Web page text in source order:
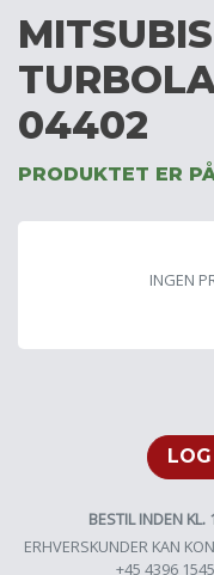
04402
PRODUKTET ER
INGEN
BESTIL INDEN
ERHVERSKUNDER KAN
+45 4396